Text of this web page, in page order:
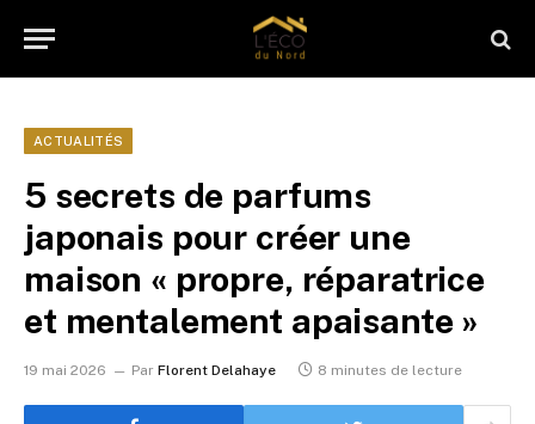
ACTUALITÉS
5 secrets de parfums
japonais pour créer une
maison « propre, réparatrice
et mentalement apaisante »
19 mai 2026 Par Florent Delahaye 8 minutes de lecture